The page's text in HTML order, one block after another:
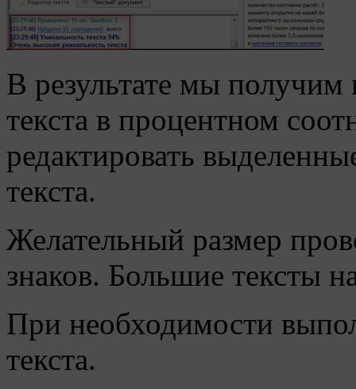
В результате мы
текста в процентном
редактировать
текста.
Желательный размер
знаков. Большие тексты
При необходимости
текста.